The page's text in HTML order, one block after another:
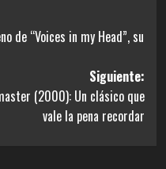
de “Voices in my Head”, su
Siguiente:
(2000): Un clásico que
vale la pena recordar